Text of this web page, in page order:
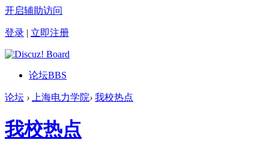
开启辅助访问
登录 | 立即注册
论坛BBS
论坛 › 上海电力学院› 我校热点
我校热点